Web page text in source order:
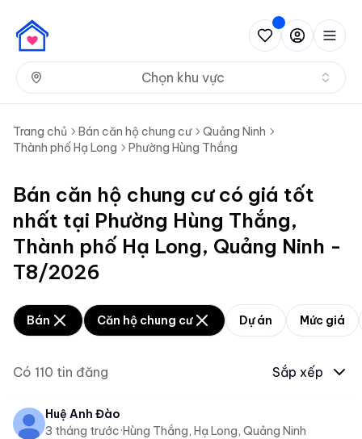
Chọn khu vực
Trang chủ Bán căn hộ chung cư
Quảng Ninh
Thành phố Hạ Long
Phường Hùng Thắng
Bán căn hộ chung cư có giá tốt
nhất tại Phường Hùng Thắng,
Thành phố Hạ Long, Quảng Ninh -
T8/2026
Bán Căn hộ chung cư Dự án Mức giá
Có 110 tin đăng Sắp xếp
Huệ Anh Đào
3 tháng trước·Hùng Thắng, Hạ Long, Quảng Ninh